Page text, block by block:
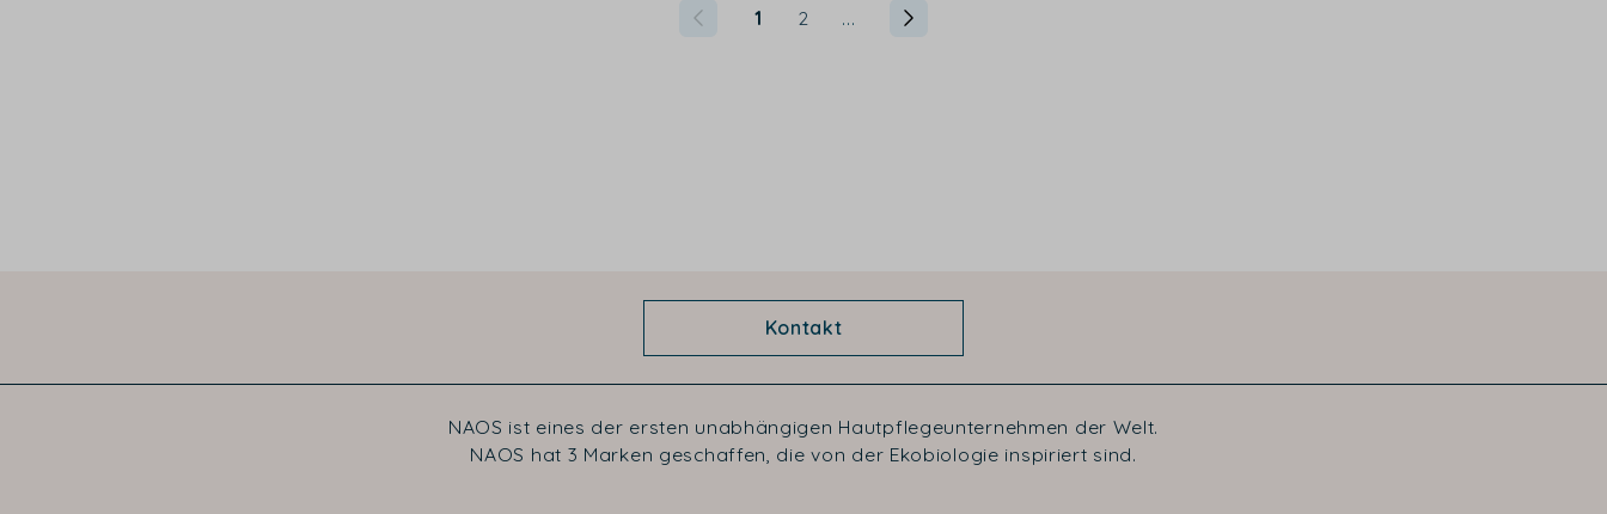
1 2 ...
Kontakt
NAOS ist eines der ersten unabhängigen Hautpflegeunternehmen der Welt.
NAOS hat 3 Marken geschaffen, die von der Ekobiologie inspiriert sind.